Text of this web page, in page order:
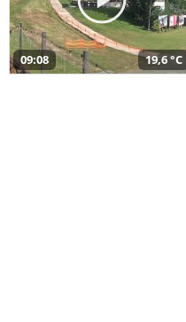
09:08 19,6 °C